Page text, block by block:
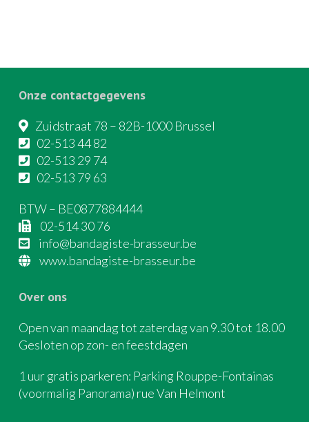
Onze contactgegevens
Zuidstraat 78 – 82B-1000 Brussel
02-513 44 82
02-513 29 74
02-513 79 63
BTW – BE0877884444
02-514 30 76
info@bandagiste-brasseur.be
www.bandagiste-brasseur.be
Over ons
Open van maandag tot zaterdag van 9.30 tot 18.00
Gesloten op zon- en feestdagen
1 uur gratis parkeren: Parking Rouppe-Fontainas
(voormalig Panorama) rue Van Helmont